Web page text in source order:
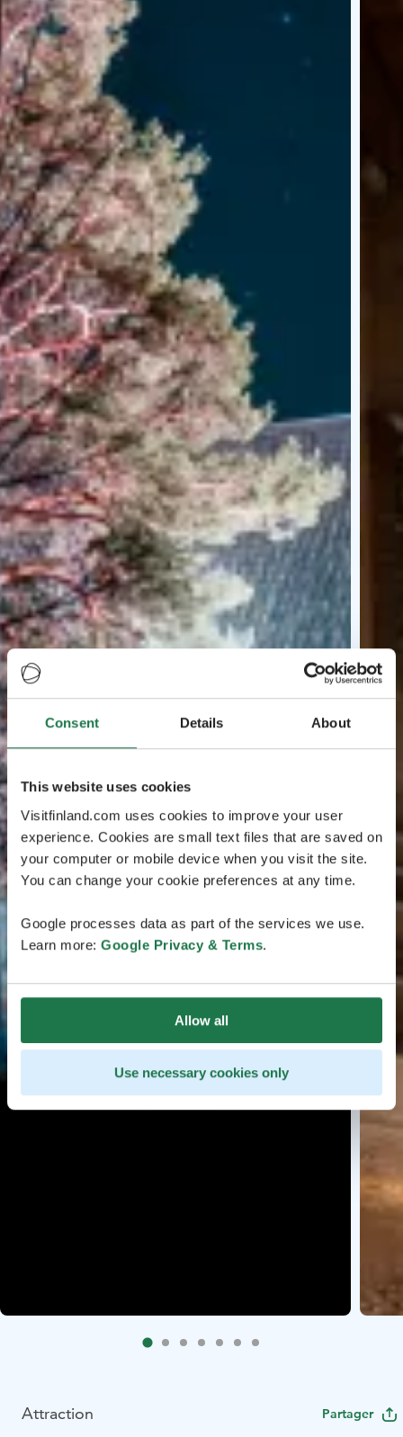
Consent Details About
This website uses cookies
Visitfinland.com uses cookies to improve your user
experience. Cookies are small text files that are saved on
your computer or mobile device when you visit the site.
You can change your cookie preferences at any time.
Google processes data as part of the services we use.
Learn more: Google Privacy & Terms.
Allow all
Use necessary cookies only
Attraction Partager